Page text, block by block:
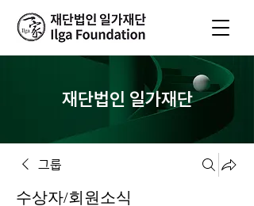
재단법인 일가재단
그룹
수상자/회원소식